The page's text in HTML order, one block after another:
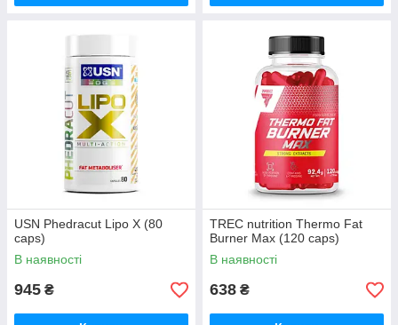
USN Phedracut Lipo X (80
caps)
В наявності
945 ₴
TREC nutrition Thermo Fat
Burner Max (120 caps)
В наявності
638 ₴